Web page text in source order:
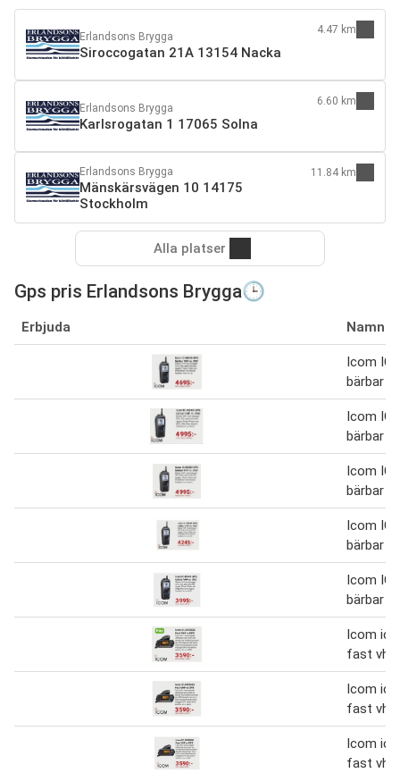
Erlandsons Brygga
Siroccogatan 21A 13154 Nacka
4.47 km
Erlandsons Brygga
Karlsrogatan 1 17065 Solna
6.60 km
Erlandsons Brygga
Mänskärsvägen 10 14175
Stockholm
11.84 km
Alla platser
Gps pris Erlandsons Brygga🕒
Erbjuda Namn
Icom IC-
bärbar
Icom IC-
bärbar
Icom IC-
bärbar
Icom IC-
bärbar
Icom IC-
bärbar
Icom ic-
fast vhf
Icom ic-
fast vhf
Icom ic-
fast vhf